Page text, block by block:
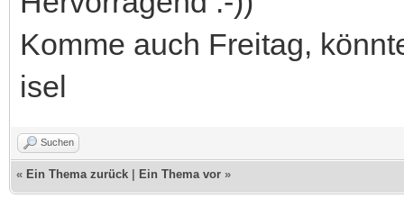
Komme auch Freitag,
isel
Suchen
« Ein Thema zurück Ein Thema vor »